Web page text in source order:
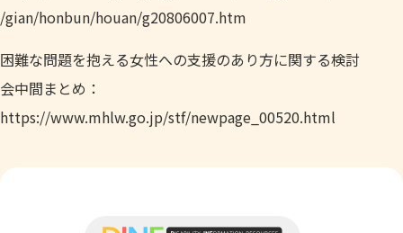
/gian/honbun/houan/g20806007.htm
困難な問題を抱える女性への支援のあり方に関する検討
会中間まとめ：
https://www.mhlw.go.jp/stf/newpage_00520.html